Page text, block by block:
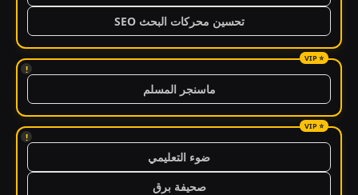
تحسين محركات البحث SEO
!
ماسنجر المسلم
!
ضوء التعليمي
صحيفة برق